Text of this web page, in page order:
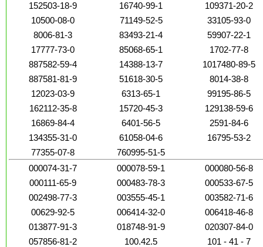
152503-18-9
16740-99-1
109371-20-2
10500-08-0
71149-52-5
33105-93-0
8006-81-3
83493-21-4
59907-22-1
17777-73-0
85068-65-1
1702-77-8
887582-59-4
14388-13-7
1017480-89-5
887581-81-9
51618-30-5
8014-38-8
12023-03-9
6313-65-1
99195-86-5
162112-35-8
15720-45-3
129138-59-6
16869-84-4
6401-56-5
2591-84-6
134355-31-0
61058-04-6
16795-53-2
77355-07-8
760995-51-5
000074-31-7
000078-59-1
000080-56-8
000111-65-9
000483-78-3
000533-67-5
002498-77-3
003555-45-1
003582-71-6
00629-92-5
006414-32-0
006418-46-8
013877-91-3
018748-91-9
020307-84-0
057856-81-2
100.42.5
101 - 41 - 7